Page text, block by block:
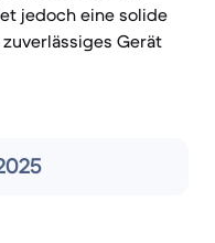
jedoch eine solide
Gerät